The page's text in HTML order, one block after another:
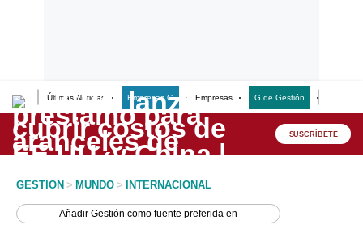
Últimas Noticias Empresas G Empresas G de Gestión
Lo último
Peru Quiosco SUSCRÍBETE
GESTION > MUNDO > INTERNACIONAL
AñadirGestión como fuente preferida en